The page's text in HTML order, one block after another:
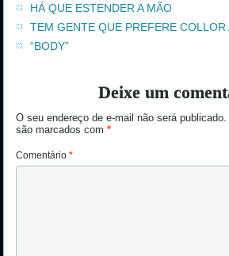
HÁ QUE ESTENDER A MÃO
TEM GENTE QUE PREFERE COLLOR
“BODY”
Deixe um
O seu endereço de e-mail não será publicado.
são marcados com*
Comentário*